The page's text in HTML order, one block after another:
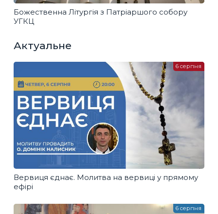
Божественна Літургія з Патріаршого собору
УГКЦ
Актуальне
Вервиця єднає. Молитва на вервиці у прямому
ефірі
6 серпня
6 серпня